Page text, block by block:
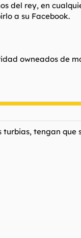
del rey, en
a su Facebook.
owneados de
tengan